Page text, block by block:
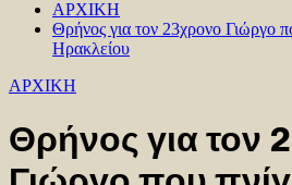
ΑΡΧΙΚΗ
Θρήνος για τον 23χρονο Γιώργο
Ηρακλείου
ΑΡΧΙΚΗ
Θρήνος για τον